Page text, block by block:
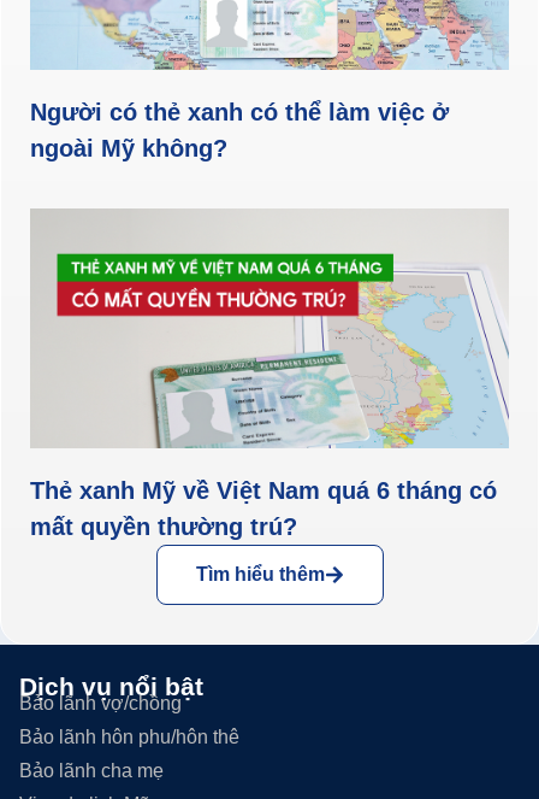
Người có thẻ xanh có thể làm việc ở
ngoài Mỹ không?
Thẻ xanh Mỹ về Việt Nam quá 6 tháng có
mất quyền thường trú?
Tìm hiểu thêm
Dịch vụ nổi bật
Bảo lãnh vợ/chồng
Bảo lãnh hôn phu/hôn thê
Bảo lãnh cha mẹ